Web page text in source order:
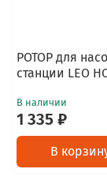
РОТОР для
станции LEO
В наличии
1 335 ₽
В